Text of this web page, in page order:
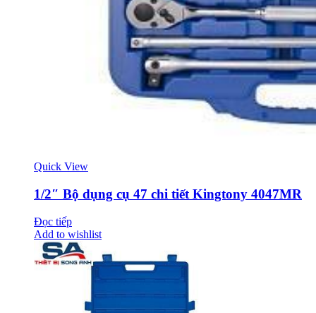
Quick View
1/2″ Bộ dụng cụ 47 chi tiết Kingtony 4047MR
Đọc tiếp
Add to wishlist